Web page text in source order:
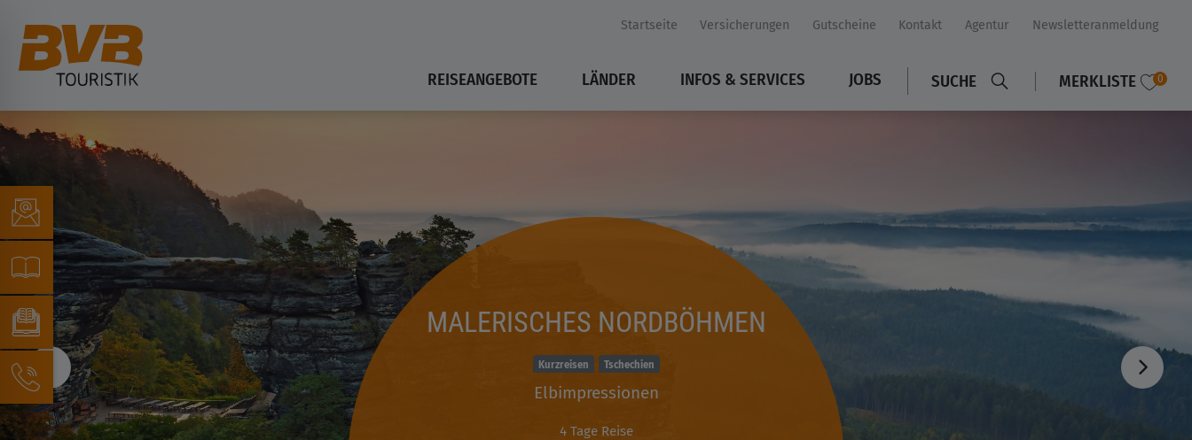
Startseite Versicherungen Gutscheine Kontakt Agentur Newsletteranmeldung
REISEANGEBOTE LÄNDER INFOS & SERVICES JOBS SUCHE MERKLISTE 0
MALERISCHES NORDBÖHMEN
Kurzreisen Tschechien
Elbimpressionen
4 Tage Reise